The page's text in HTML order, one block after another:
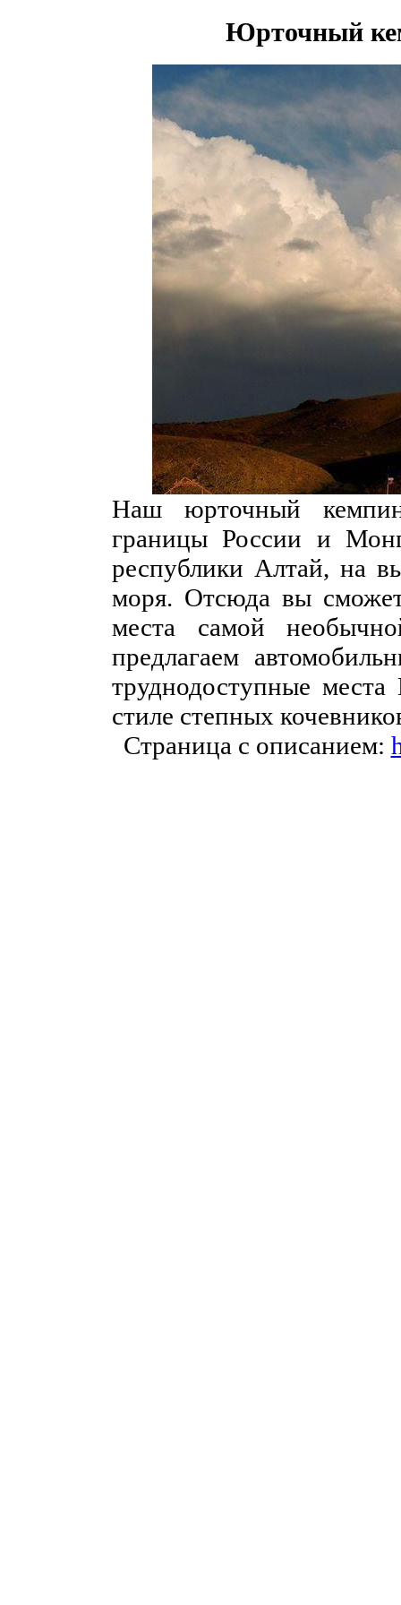
Юрточный
Наш юрточный
границы России и
республики Алтай, на
моря. Отсюда вы
места самой
предлагаем
труднодоступные
стиле степных
Страница с описанием: